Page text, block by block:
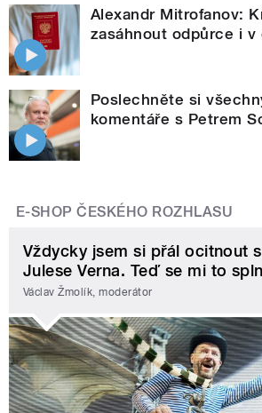
Alexandr Mitrofanov:
zasáhnout odpůrce i v
Poslechněte si
komentáře s Petrem
E-SHOP ČESKÉHO ROZHLASU
Vždycky jsem si přál ocitnout
Julese Verna. Teď se mi to
Václav Žmolík, moderátor